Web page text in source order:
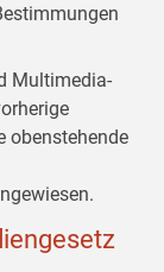
Multimedia-
obenstehende